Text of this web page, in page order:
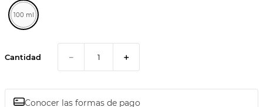
100 ml
Cantidad ＋
－
Conocer las formas de pago